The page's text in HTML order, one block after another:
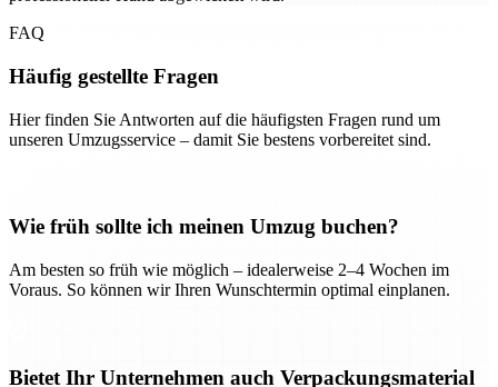
FAQ
Häufig gestellte Fragen
Hier finden Sie Antworten auf die häufigsten Fragen rund um
unseren Umzugsservice – damit Sie bestens vorbereitet sind.
Wie früh sollte ich meinen Umzug buchen?
Am besten so früh wie möglich – idealerweise 2–4 Wochen im
Voraus. So können wir Ihren Wunschtermin optimal einplanen.
Bietet Ihr Unternehmen auch Verpackungsmaterial